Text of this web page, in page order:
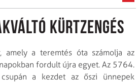
kürtzengés
amely a teremtés óta számolja az
fordult újra egyet. Az 5764.
a kezdet az őszi ünnepek